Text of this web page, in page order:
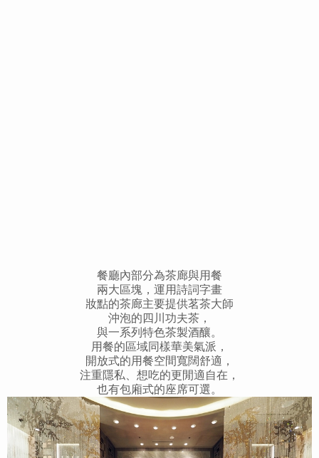
餐廳內部分為茶廊與用餐
兩大區塊，運用詩詞字畫
妝點的茶廊主要提供茗茶大師
沖泡的四川功夫茶，
與一系列特色茶製酒釀。
用餐的區域同樣華美氣派，
開放式的用餐空間寬闊舒適，
注重隱私、想吃的更閒適自在，
也有包廂式的座席可選。